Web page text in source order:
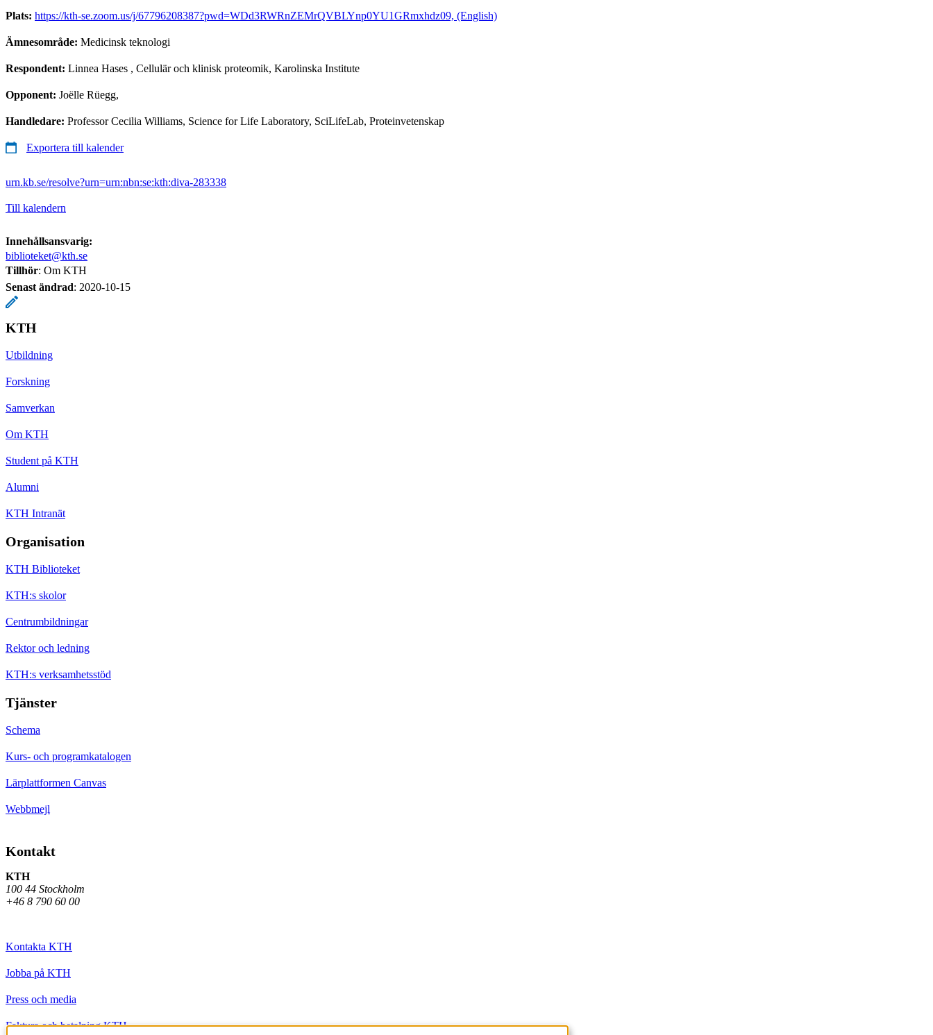
Plats: https://kth-se.zoom.us/j/67796208387?pwd=WDd3RWRnZEMrQVBLYnp0YU1GRmxhdz09, (English)
Ämnesområde: Medicinsk teknologi
Respondent: Linnea Hases , Cellulär och klinisk proteomik, Karolinska Institute
Opponent: Joëlle Rüegg,
Handledare: Professor Cecilia Williams, Science for Life Laboratory, SciLifeLab, Proteinvetenskap
Exportera till kalender
urn.kb.se/resolve?urn=urn:nbn:se:kth:diva-283338
Till kalendern
Innehållsansvarig:
biblioteket@kth.se
Tillhör: Om KTH
Senast ändrad: 2020-10-15
KTH
Utbildning
Forskning
Samverkan
Om KTH
Student på KTH
Alumni
KTH Intranät
Organisation
KTH Biblioteket
KTH:s skolor
Centrumbildningar
Rektor och ledning
KTH:s verksamhetsstöd
Tjänster
Schema
Kurs- och programkatalogen
Lärplattformen Canvas
Webbmejl
Kontakt
KTH
100 44 Stockholm
+46 8 790 60 00
Kontakta KTH
Jobba på KTH
Press och media
Faktura och betalning KTH